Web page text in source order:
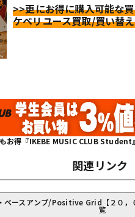
>>更にお得に購入可能な
ケベリユース買取/買い替
お得『IKEBE MUSIC CLUB Student』
関連リンク
ベースアンプ/Positive Grid【２０，
覧